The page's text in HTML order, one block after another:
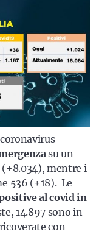
su un
mentre i
536 (+18). Le
al covid in
14.897 sono in
con